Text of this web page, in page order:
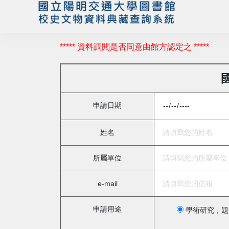
***** 資料調閱是否同意由館方認定之 *****
申請日期
姓名
所屬單位
e-mail
申請用途 學術研究，